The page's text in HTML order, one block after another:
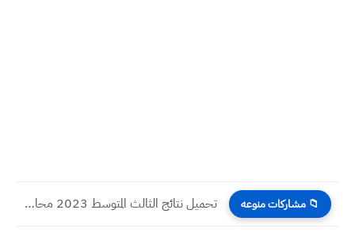
📁 مشاركات منوعه تحميل نتائج الثالث المتوسط 2023 محافظة ميسان / العمارة الدور...